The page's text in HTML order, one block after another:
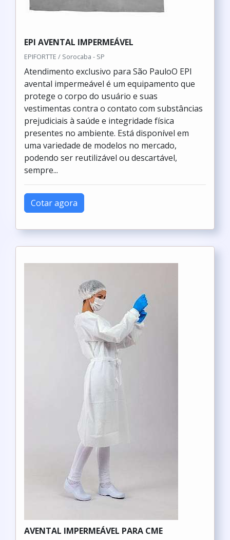
EPI AVENTAL IMPERMEÁVEL
EPIFORTTE / Sorocaba - SP
Atendimento exclusivo para São PauloO EPI
avental impermeável é um equipamento que
protege o corpo do usuário e suas
vestimentas contra o contato com substâncias
prejudiciais à saúde e integridade física
presentes no ambiente. Está disponível em
uma variedade de modelos no mercado,
podendo ser reutilizável ou descartável,
sempre...
Cotar agora
AVENTAL IMPERMEÁVEL PARA CME